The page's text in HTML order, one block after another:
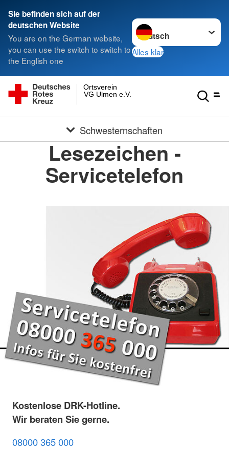
Sie befinden sich auf der
deutschen Website
You are on the German website,
you can use the switch to switch to
the English one
Sprache wechseln zu
Alles klar
VG Ulmen e.V.
Ortsverein
Schwesternschaften
Lesezeichen -
Servicetelefon
Kostenlose DRK-Hotline.
Wir beraten Sie gerne.
08000 365 000